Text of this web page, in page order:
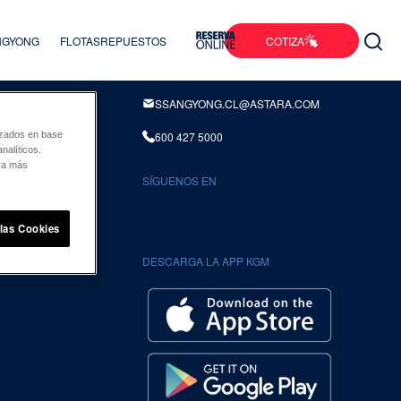
FLOTASREPUESTOS
COTIZA
INFORMACION DE CONTACTO
SSANGYONG.CL@ASTARA.COM
600 427 5000
SÍGUENOS EN
DESCARGA LA APP KGM
en base
más
Cookies